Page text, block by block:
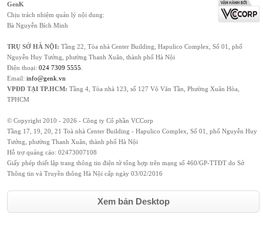
GenK
Chịu trách nhiệm quản lý nội dung:
Bà Nguyễn Bích Minh
TRỤ SỞ HÀ NỘI: Tầng 22, Tòa nhà Center Building, Hapulico Complex, Số 01, phố
Nguyễn Huy Tưởng, phường Thanh Xuân, thành phố Hà Nội
Điện thoại: 024 7309 5555
Email: info@genk.vn
VPĐD TẠI TP.HCM: Tầng 4, Tòa nhà 123, số 127 Võ Văn Tần, Phường Xuân Hòa,
TPHCM
© Copyright 2010 - 2026 - Công ty Cổ phần VCCorp
Tầng 17, 19, 20, 21 Toà nhà Center Building - Hapulico Complex, Số 01, phố Nguyễn Huy
Tưởng, phường Thanh Xuân, thành phố Hà Nội
Hỗ trợ quảng cáo: 02473007108
Giấy phép thiết lập trang thông tin điện tử tổng hợp trên mạng số 460/GP-TTĐT do Sở
Thông tin và Truyền thông Hà Nội cấp ngày 03/02/2016
Xem bản Desktop